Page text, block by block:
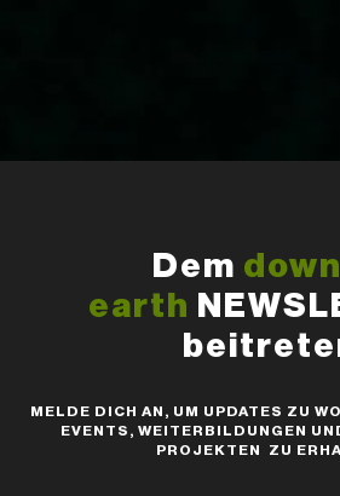
Dem
earth
MELDE DICH AN, UM UPDATES ZU
EVENTS, WEITERBILDUNGEN
PROJEKTEN ZU